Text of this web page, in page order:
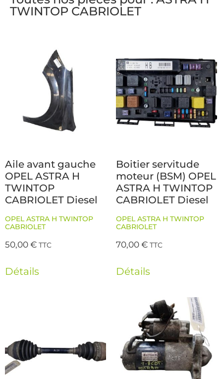
TWINTOP CABRIOLET
Aile avant gauche
OPEL ASTRA H
TWINTOP
CABRIOLET Diesel
OPEL ASTRA H TWINTOP
CABRIOLET
50,00€ TTC
Détails
Boitier servitude
moteur (BSM) OPEL
ASTRA H TWINTOP
CABRIOLET Diesel
OPEL ASTRA H TWINTOP
CABRIOLET
70,00€ TTC
Détails